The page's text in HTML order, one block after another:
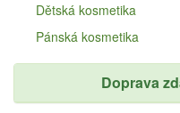
Dětská kosmetika
Pánská kosmetika
Doprava